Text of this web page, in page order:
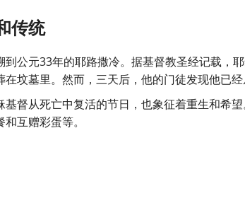
传统
到公元33年的耶路撒冷。据基督教圣经记载，
坟墓里。然而，三天后，他的门徒发现他已经
基督从死亡中复活的节日，也象征着重生和希
互赠彩蛋等。